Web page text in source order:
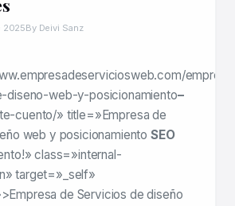
2025By Deivi Sanz
diseno-web-y-posicionamiento–
cuento/» title=»Empresa de
web y posicionamiento SEO
class=»internal-
target=»_self»
de Servicios de diseño